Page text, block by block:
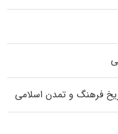
فرهنگ و تمدن اسلامی